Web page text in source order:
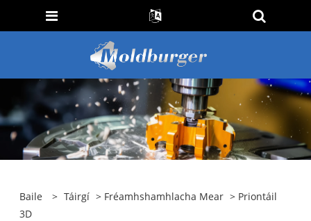
Baile > Táirgí > Fréamhshamhlacha Mear > Priontáil
3D